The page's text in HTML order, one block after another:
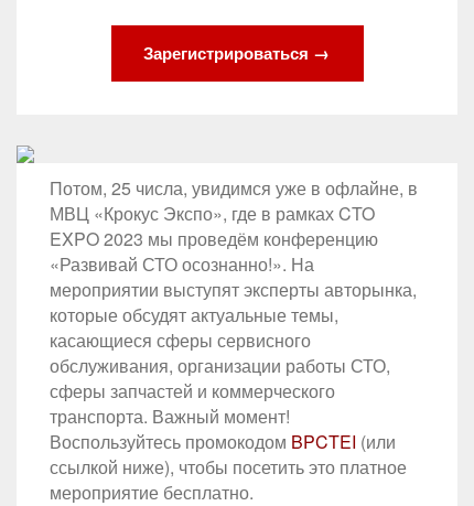
Зарегистрироваться →
Потом, 25 числа, увидимся уже в офлайне, в
МВЦ «Крокус Экспо», где в рамках CTO
EXPO 2023 мы проведём конференцию
«Развивай СТО осознанно!». На
мероприятии выступят эксперты авторынка,
которые обсудят актуальные темы,
касающиеся сферы сервисного
обслуживания, организации работы СТО,
сферы запчастей и коммерческого
транспорта. Важный момент!
Воспользуйтесь промокодом BPCTEI (или
ссылкой ниже), чтобы посетить это платное
мероприятие бесплатно.